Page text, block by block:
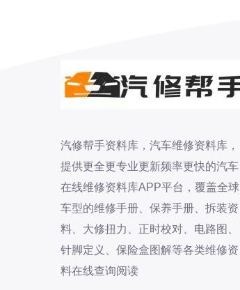
比亚迪
比亚迪-海外版
传祺
创维
昌河
曹操
汽修帮手资料库，汽车维修资料库，
提供更全更专业更新频率更快的汽车
在线维修资料库APP平台，覆盖全球
车型的维修手册、保养手册、拆装资
料、大修扭力、正时校对、电路图、
针脚定义、保险盒图解等各类维修资
料在线查询阅读